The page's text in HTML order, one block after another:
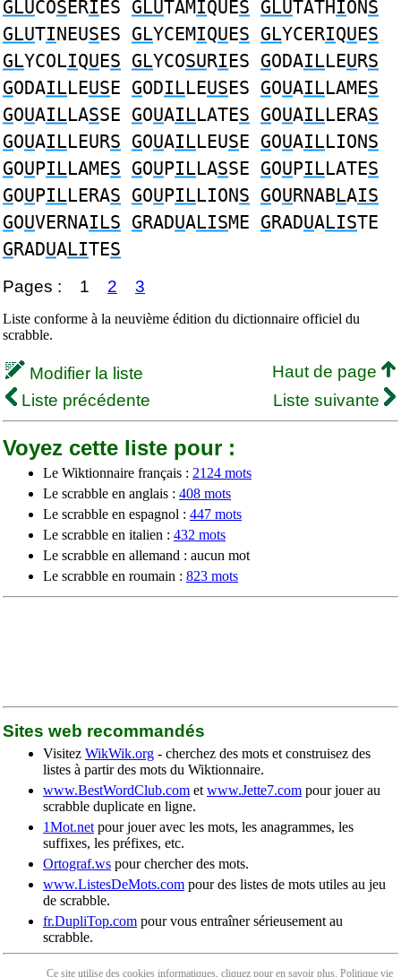
GLUCOSERIES GLUTAMIQUES GLUTATHIONS
GLUTINEUSES GLYCEMIQUES GLYCERIQUES
GLYCOLIQUES GLYCOSURIES GODAILLEURS
GODAILLEUSE GODILLEUSES GOUAILLAMES
GOUAILLASSE GOUAILLATES GOUAILLERAS
GOUAILLEURS GOUAILLEUSE GOUAILLIONS
GOUPILLAMES GOUPILLASSE GOUPILLATES
GOUPILLERAS GOUPILLIONS GOURNABLAIS
GOUVERNAILS GRADUALISME GRADUALISTE
GRADUALITES
Pages : 1 2 3
Liste conforme à la neuvième édition du dictionnaire officiel du
scrabble.
Modifier la liste
Haut de page
Liste précédente
Liste suivante
Voyez cette liste pour :
Le Wiktionnaire français : 2124 mots
Le scrabble en anglais : 408 mots
Le scrabble en espagnol : 447 mots
Le scrabble en italien : 432 mots
Le scrabble en allemand : aucun mot
Le scrabble en roumain : 823 mots
Sites web recommandés
Visitez WikWik.org - cherchez des mots et construisez des
listes à partir des mots du Wiktionnaire.
www.BestWordClub.com et www.Jette7.com pour jouer au
scrabble duplicate en ligne.
1Mot.net pour jouer avec les mots, les anagrammes, les
suffixes, les préfixes, etc.
Ortograf.ws pour chercher des mots.
www.ListesDeMots.com pour des listes de mots utiles au jeu
de scrabble.
fr.DupliTop.com pour vous entraîner sérieusement au
scrabble.
Ce site utilise des cookies informatiques, cliquez pour en savoir plus. Politique vie